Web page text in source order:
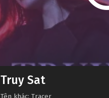
Truy Sat
Tên khác: Tracer